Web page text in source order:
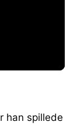
han spillede